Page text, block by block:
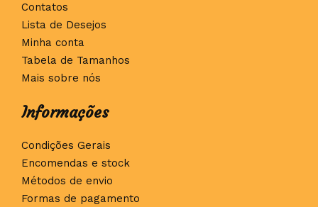
Contatos
Lista de Desejos
Minha conta
Tabela de Tamanhos
Mais sobre nós
Informações
Condições Gerais
Encomendas e stock
Métodos de envio
Formas de pagamento